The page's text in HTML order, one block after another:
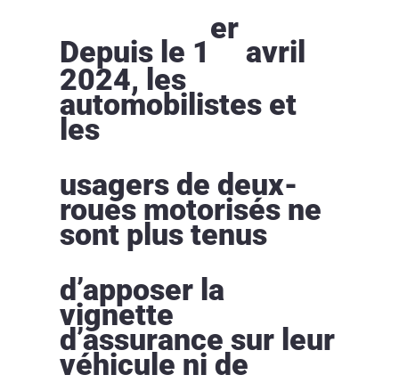
Depuis le 1
er
avril
2024, les
automobilistes et
les
usagers de deux-
roues motorisés ne
sont plus tenus
d’apposer la
vignette
d’assurance sur leur
véhicule ni de